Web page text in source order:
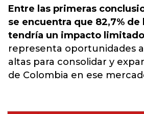
Entre las primeras
se encuentra que 82,7% de
tendría un impacto limitado
representa oportunidades
altas para consolidar y
de Colombia en ese